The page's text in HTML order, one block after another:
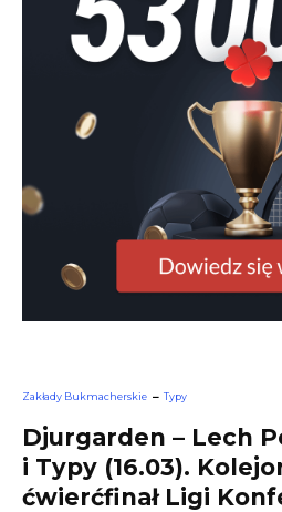
Zakłady Bukmacherskie Typy
Djurgarden – Lech
i Typy (16.03).
ćwierćfinał Ligi